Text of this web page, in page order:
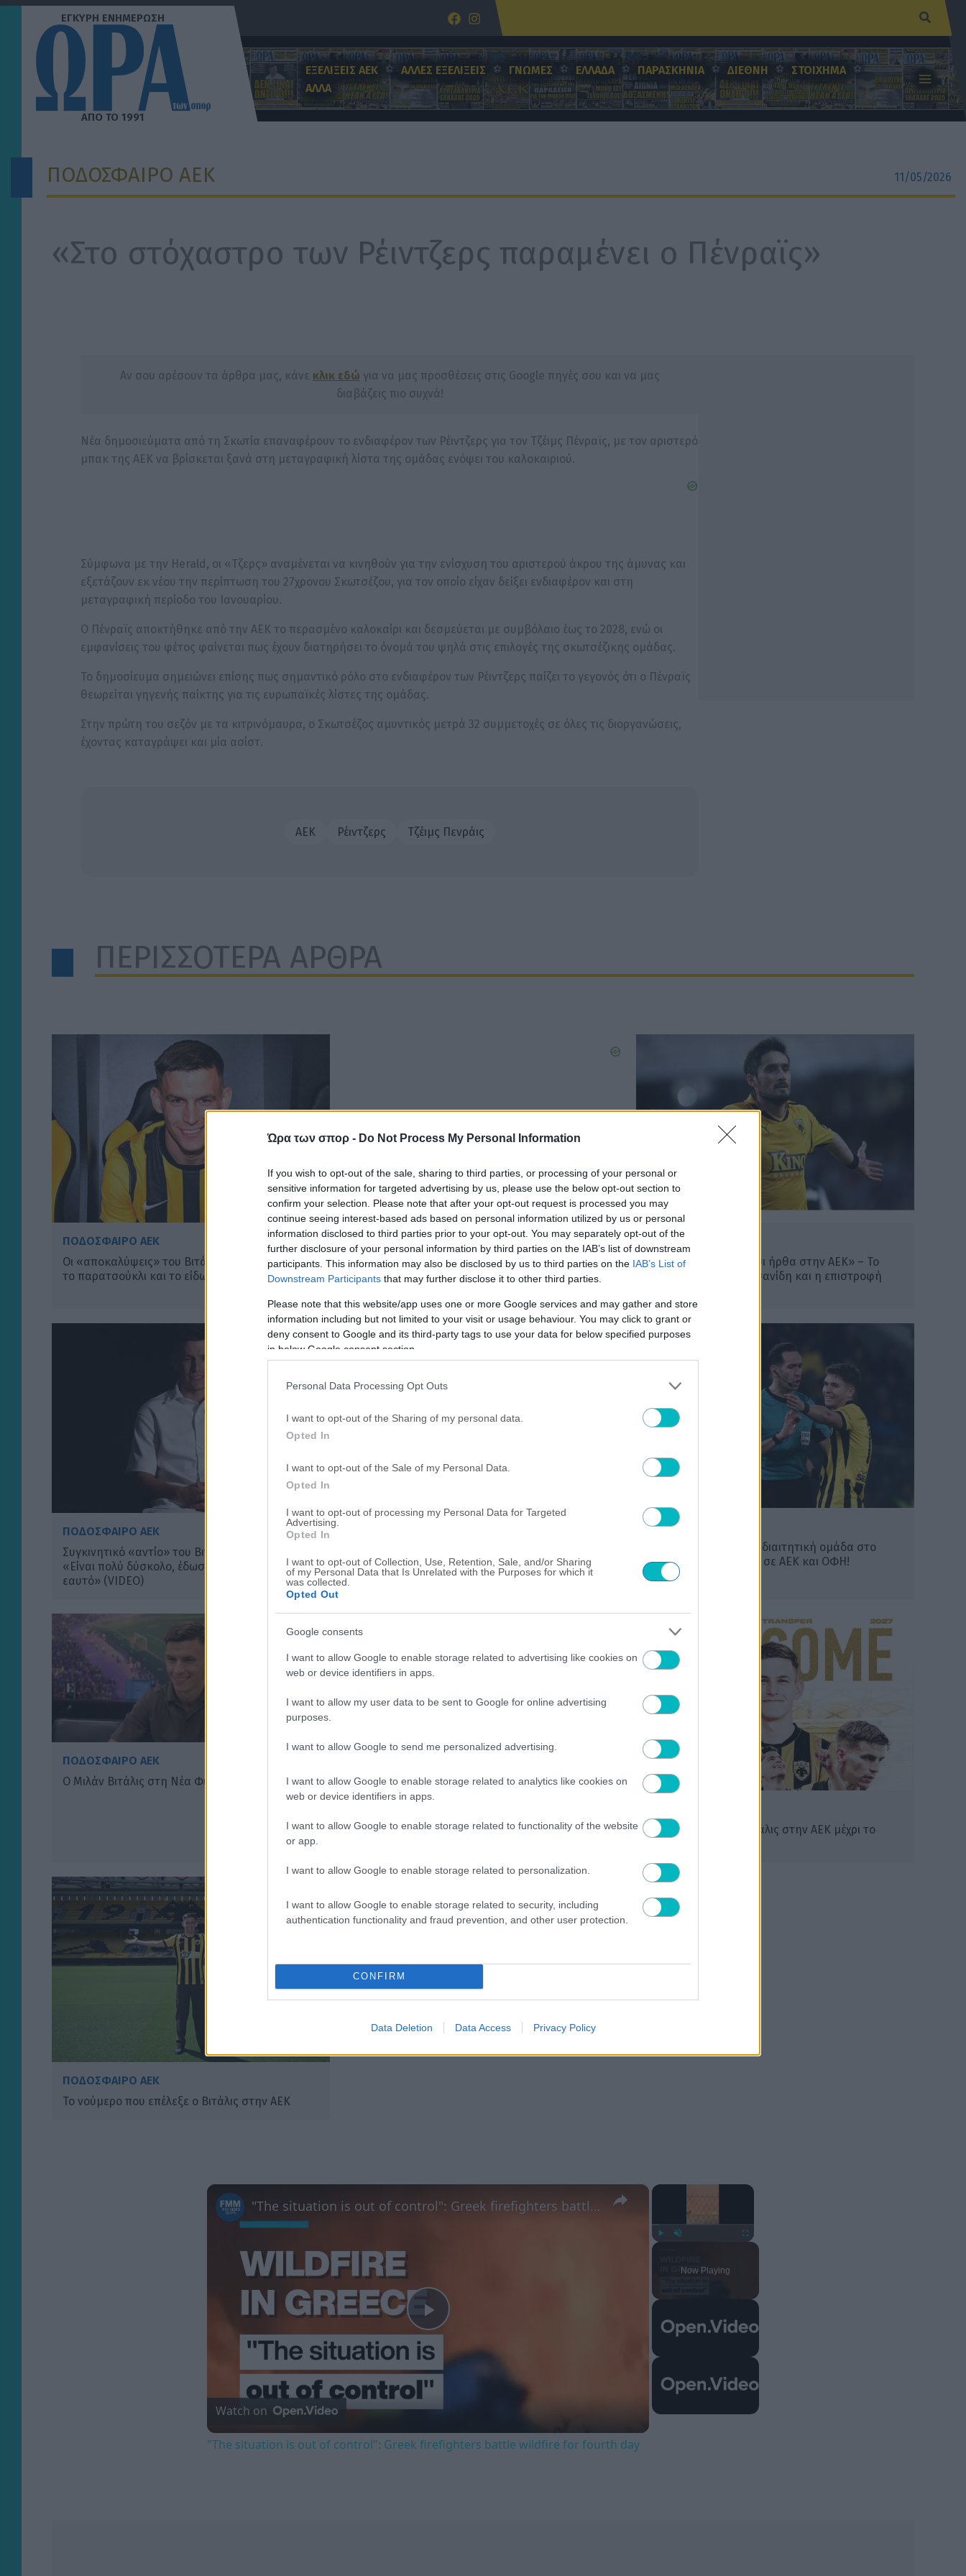
Ώρα των σπορ - Do Not Process My Personal Information
If you wish to opt-out of the sale, sharing to third parties, or processing of your personal or
sensitive information for targeted advertising by us, please use the below opt-out section to
confirm your selection. Please note that after your opt-out request is processed you may
continue seeing interest-based ads based on personal information utilized by us or personal
information disclosed to third parties prior to your opt-out. You may separately opt-out of the
further disclosure of your personal information by third parties on the IAB’s list of downstream
participants. This information may also be disclosed by us to third parties on the IAB’s List of
Downstream Participants that may further disclose it to other third parties.
Please note that this website/app uses one or more Google services and may gather and store
information including but not limited to your visit or usage behaviour. You may click to grant or
deny consent to Google and its third-party tags to use your data for below specified purposes
in below Google consent section.
Personal Data Processing Opt Outs
I want to opt-out of the Sharing of my personal data.
Opted In
I want to opt-out of the Sale of my Personal Data.
Opted In
I want to opt-out of processing my Personal Data for Targeted
Advertising.
Opted In
I want to opt-out of Collection, Use, Retention, Sale, and/or Sharing
of my Personal Data that Is Unrelated with the Purposes for which it
was collected.
Opted Out
Google consents
I want to allow Google to enable storage related to advertising like cookies on
web or device identifiers in apps.
I want to allow my user data to be sent to Google for online advertising
purposes.
I want to allow Google to send me personalized advertising.
I want to allow Google to enable storage related to analytics like cookies on
web or device identifiers in apps.
I want to allow Google to enable storage related to functionality of the website
or app.
I want to allow Google to enable storage related to personalization.
I want to allow Google to enable storage related to security, including
authentication functionality and fraud prevention, and other user protection.
CONFIRM
Data Deletion Data Access Privacy Policy
Μετάβαση
περιεχόμενο
ΕΞΕΛΙΞΕΙΣ ΑΕΚ ΑΛΛΕΣ ΕΞΕΛΙΞΕΙΣ ΓΝΩΜΕΣ ΕΛΛΑΔΑ ΠΑΡΑΣΚΗΝΙΑ ΔΙΕΘΝΗ
ΣΤΟΙΧΗΜΑ
ΑΛΛΑ
ΠΟΔΟΣΦΑΙΡΟ ΑΕΚ 11/05/2026
«Στο στόχαστρο των Ρέιντζερς παραμένει ο Πένραϊς»
Αν σου αρέσουν τα άρθρα μας, κάνε κλικ εδώ για να μας προσθέσεις στις Google πηγές σου και να μας
διαβάζεις πιο συχνά!
Νέα δημοσιεύματα από τη Σκωτία επαναφέρουν το ενδιαφέρον των Ρέιντζερς για τον Τζέιμς Πένραϊς, με τον αριστερό
μπακ της ΑΕΚ να βρίσκεται ξανά στη μεταγραφική λίστα της ομάδας ενόψει του καλοκαιριού.
Σύμφωνα με την Herald, οι «Τζερς» αναμένεται να κινηθούν για την ενίσχυση του αριστερού άκρου της άμυνας και
εξετάζουν εκ νέου την περίπτωση του 27χρονου Σκωτσέζου, για τον οποίο είχαν δείξει ενδιαφέρον και στη
μεταγραφική περίοδο του Ιανουαρίου.
Ο Πένραϊς αποκτήθηκε από την ΑΕΚ το περασμένο καλοκαίρι και δεσμεύεται με συμβόλαιο έως το 2028, ενώ οι
εμφανίσεις του φέτος φαίνεται πως έχουν διατηρήσει το όνομά του ψηλά στις επιλογές της σκωτσέζικης ομάδας.
Το δημοσίευμα σημειώνει επίσης πως σημαντικό ρόλο στο ενδιαφέρον των Ρέιντζερς παίζει το γεγονός ότι ο Πένραϊς
θεωρείται γηγενής παίκτης για τις ευρωπαϊκές λίστες της ομάδας.
Στην πρώτη του σεζόν με τα κιτρινόμαυρα, ο Σκωτσέζος αμυντικός μετρά 32 συμμετοχές σε όλες τις διοργανώσεις,
έχοντας καταγράψει και μία ασίστ.
ΑΕΚ Ρέιντζερς Τζέιμς Πενράις
ΠΕΡΙΣΣΟΤΕΡΑ ΑΡΘΡΑ
ΠΟΔΟΣΦΑΙΡΟ ΑΕΚ
Οι «αποκαλύψεις» του Βιτάλις: «Γκολ ή ασίστ;»,
το παρατσούκλι και το είδωλό του (VIDEO)
ΠΟΔΟΣΦΑΙΡΟ ΑΕΚ
Λυμπερόπουλος: «Ετσι ήρθα στην ΑΕΚ» – Το
τηλέφωνο του Μελισσανίδη και η επιστροφή
ΠΟΔΟΣΦΑΙΡΟ ΑΕΚ
Συγκινητικό «αντίο» του Βιτάλις στην Γκιορ:
«Είναι πολύ δύσκολο, έδωσα τον καλύτερό μου
εαυτό» (VIDEO)
ΠΟΔΟΣΦΑΙΡΟ ΑΕΚ
Η ΚΕΔ όρισε ελληνική διαιτητική ομάδα στο
Σούπερ Καπ ανάμεσα σε ΑΕΚ και ΟΦΗ!
ΠΟΔΟΣΦΑΙΡΟ ΑΕΚ
Ο Μιλάν Βιτάλις στη Νέα Φιλαδέλφεια (VIDEO)
Το πρώτο «μήνυμα» του Βιτάλις στον κόσμο της
ΑΕΚ (VIDEO)
Επίσημο: Ο Μίλαν Βιτάλις στην ΑΕΚ μέχρι το
ΠΟΔΟΣΦΑΙΡΟ ΑΕΚ
To νούμερο που επέλεξε ο Βιτάλις στην ΑΕΚ
×
Fullscreen
Now Playing
×
Play
Video
"The situation is out of control": Greek firefighters battle wildfire for fourth day
Watch on
"The situation is out of control": Greek firefighters battle wildfire for fourth day